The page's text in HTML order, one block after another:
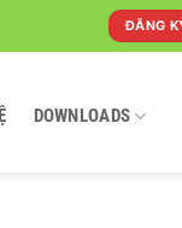
ĐĂNG
DOWNLOADS